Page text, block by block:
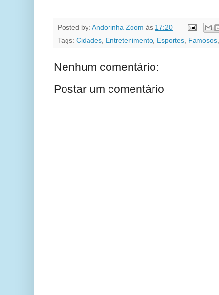
Posted by: Andorinha Zoom às 17:20
Tags: Cidades, Entretenimento, Esportes, Famosos
Nenhum comentário:
Postar um comentário